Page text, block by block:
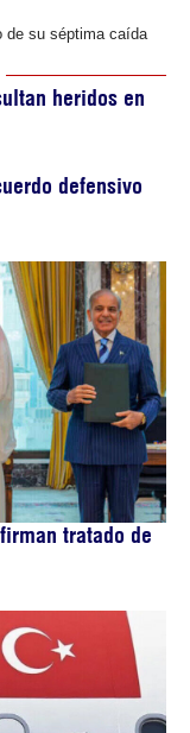
de su séptima caída
heridos en
defensivo
tratado de